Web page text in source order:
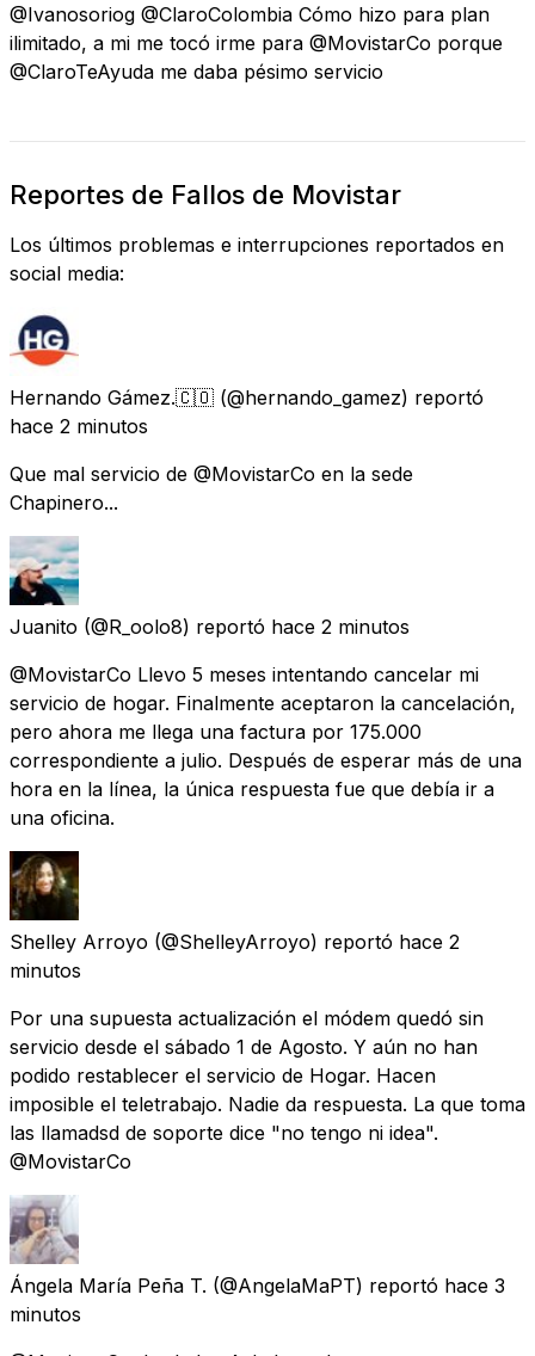
@Ivanosoriog @ClaroColombia Cómo hizo para plan
ilimitado, a mi me tocó irme para @MovistarCo porque
@ClaroTeAyuda me daba pésimo servicio
Reportes de Fallos de Movistar
Los últimos problemas e interrupciones reportados en
social media:
Hernando Gámez.🇨🇴 (@hernando_gamez) reportó
hace 2 minutos
Que mal servicio de @MovistarCo en la sede
Chapinero...
Juanito (@R_oolo8) reportó hace 2 minutos
@MovistarCo Llevo 5 meses intentando cancelar mi
servicio de hogar. Finalmente aceptaron la cancelación,
pero ahora me llega una factura por 175.000
correspondiente a julio. Después de esperar más de una
hora en la línea, la única respuesta fue que debía ir a
una oficina.
Shelley Arroyo (@ShelleyArroyo) reportó hace 2
minutos
Por una supuesta actualización el módem quedó sin
servicio desde el sábado 1 de Agosto. Y aún no han
podido restablecer el servicio de Hogar. Hacen
imposible el teletrabajo. Nadie da respuesta. La que toma
las llamadsd de soporte dice "no tengo ni idea".
@MovistarCo
Ángela María Peña T. (@AngelaMaPT) reportó hace 3
minutos